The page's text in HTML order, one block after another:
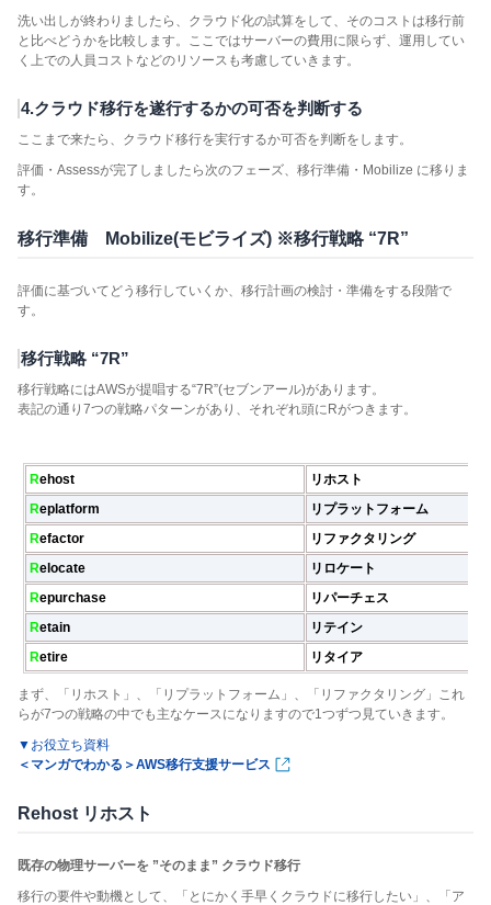
洗い出しが終わりましたら、クラウド化の試算をして、そのコストは移行前
と比べどうかを比較します。ここではサーバーの費用に限らず、運用してい
く上での人員コストなどのリソースも考慮していきます。
4.クラウド移行を遂行するかの可否を判断する
ここまで来たら、クラウド移行を実行するか可否を判断をします。
評価・Assessが完了しましたら次のフェーズ、移行準備・Mobilize に移りま
す。
移行準備 Mobilize(モビライズ) ※移行戦略 “7R”
評価に基づいてどう移行していくか、移行計画の検討・準備をする段階で
す。
移行戦略 “7R”
移行戦略にはAWSが提唱する“7R”(セブンアール)があります。
表記の通り7つの戦略パターンがあり、それぞれ頭にRがつきます。
Rehost
リホスト
Replatform
リプラットフォーム
Refactor
リファクタリング
Relocate
リロケート
Repurchase
リパーチェス
Retain
リテイン
Retire リタイア
まず、「リホスト」、「リプラットフォーム」、「リファクタリング」これ
らが7つの戦略の中でも主なケースになりますので1つずつ見ていきます。
▼お役立ち資料
＜マンガでわかる＞AWS移行支援サービス
Rehost リホスト
既存の物理サーバーを ”そのまま” クラウド移行
移行の要件や動機として、「とにかく手早くクラウドに移行したい」、「ア